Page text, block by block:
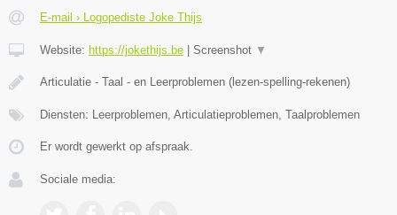
E-mail › Logopediste Joke Thijs
Website: https://jokethijs.be Screenshot ▼
Articulatie - Taal - en Leerproblemen (lezen-spelling-rekenen)
Diensten: Leerproblemen, Articulatieproblemen, Taalproblemen
Er wordt gewerkt op afspraak.
Sociale media: